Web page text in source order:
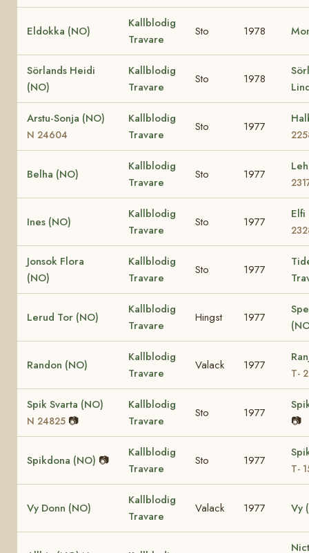
Eldokka (NO)
Kallblodig
Travare
Sto 1978
Sörlands Heidi
(NO)
Kallblodig
Travare
Sto 1978
Arstu-Sonja (NO)
N 24604
Kallblodig
Travare
Sto 1977
Belha (NO)
Kallblodig
Travare
Sto 1977
Ines (NO)
Kallblodig
Travare
Sto 1977
Jonsok Flora
(NO)
Kallblodig
Travare
Sto 1977
Lerud Tor (NO)
Kallblodig
Travare
Hingst 1977
Randon (NO)
Kallblodig
Travare
Valack 1977
T-
Spik Svarta (NO)
N 24825 📷
Kallblodig
Travare
Sto 1977
📷
Spikdona (NO) 📷
Kallblodig
Travare
Sto 1977
T-
Vy Donn (NO)
Kallblodig
Travare
Valack 1977 Vy